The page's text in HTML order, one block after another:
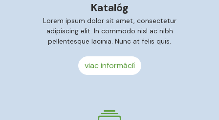
Katalóg
Lorem ipsum dolor sit amet, consectetur
adipiscing elit. In commodo nisl ac nibh
pellentesque lacinia. Nunc at felis quis.
viac informácií